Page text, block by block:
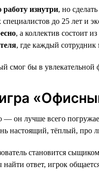
изнутри, но
до 25 лет и
, а коллектив состоит
, где каждый сотрудник
смог бы в
он лучше всего
тёплый, про
становится
ответ, игрок